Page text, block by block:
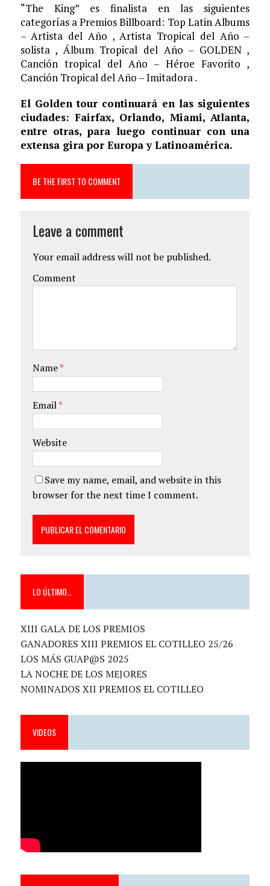
“The King” es finalista en las siguientes
categorías a Premios Billboard: Top Latin Albums
– Artista del Año , Artista Tropical del Año –
solista , Álbum Tropical del Año – GOLDEN ,
Canción tropical del Año – Héroe Favorito ,
Canción Tropical del Año – Imitadora .
El Golden tour continuará en las siguientes
ciudades: Fairfax, Orlando, Miami, Atlanta,
entre otras, para luego continuar con una
extensa gira por Europa y Latinoamérica.
BE THE FIRST TO COMMENT
Leave a comment
Your email address will not be published.
Comment
Name*
Email*
Website
Save my name, email, and website in this
browser for the next time I comment.
LO ÚLTIMO…
XIII GALA DE LOS PREMIOS
GANADORES XIII PREMIOS EL COTILLEO 25/26
LOS MÁS GUAP@S 2025
LA NOCHE DE LOS MEJORES
NOMINADOS XII PREMIOS EL COTILLEO
VIDEOS